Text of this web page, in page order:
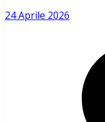
24 Aprile 2026